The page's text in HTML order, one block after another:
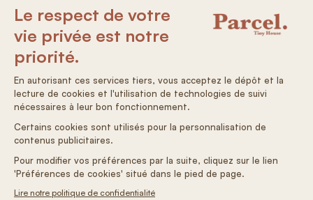
nell'ambito del Programma operativo FESR/FSE
(Aquitania/Limousin/Poitou-Charentes) 2014-2020.
Condizioni generali di vendita
Condizioni generali di vendita
Informativa sulla privacy